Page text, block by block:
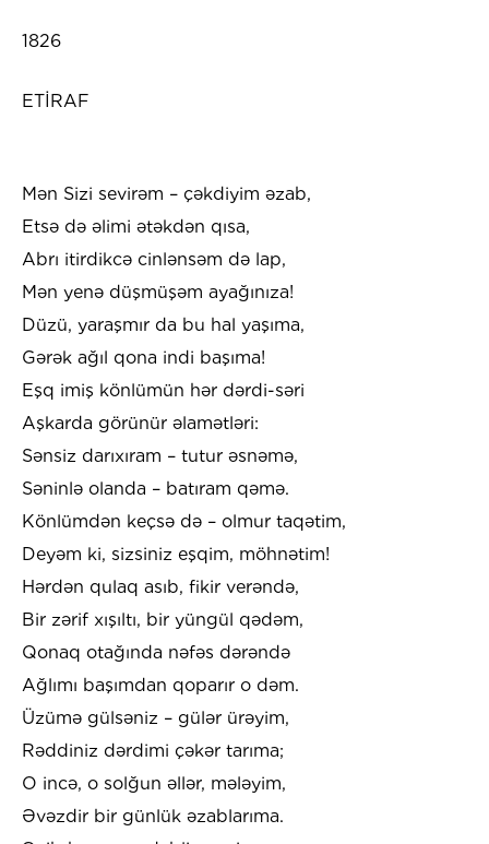
1826
ETİRAF
Mən Sizi sevirəm – çəkdiyim əzab,
Etsə də əlimi ətəkdən qısa,
Abrı itirdikcə cinlənsəm də lap,
Mən yenə düşmüşəm ayağınıza!
Düzü, yaraşmır da bu hal yaşıma,
Gərək ağıl qona indi başıma!
Eşq imiş könlümün hər dərdi-səri
Aşkarda görünür əlamətləri:
Sənsiz darıxıram – tutur əsnəmə,
Səninlə olanda – batıram qəmə.
Könlümdən keçsə də – olmur taqətim,
Deyəm ki, sizsiniz eşqim, möhnətim!
Hərdən qulaq asıb, fikir verəndə,
Bir zərif xışıltı, bir yüngül qədəm,
Qonaq otağında nəfəs dərəndə
Ağlımı başımdan qoparır o dəm.
Üzümə gülsəniz – gülər ürəyim,
Rəddiniz dərdimi çəkər tarıma;
O incə, o solğun əllər, mələyim,
Əvəzdir bir günlük əzablarıma.